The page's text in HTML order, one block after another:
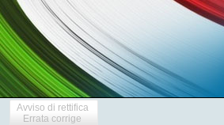
Avviso di rettifica
Errata corrige